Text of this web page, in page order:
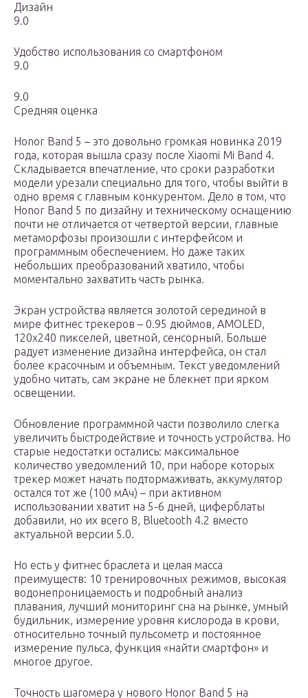
Дизайн
9.0
Удобство использования со смартфоном
9.0
9.0
Средняя оценка
Honor Band 5 – это довольно громкая новинка 2019
года, которая вышла сразу после Xiaomi Mi Band 4.
Складывается впечатление, что сроки разработки
модели урезали специально для того, чтобы выйти в
одно время с главным конкурентом. Дело в том, что
Honor Band 5 по дизайну и техническому оснащению
почти не отличается от четвертой версии, главные
метаморфозы произошли с интерфейсом и
программным обеспечением. Но даже таких
небольших преобразований хватило, чтобы
моментально захватить часть рынка.
Экран устройства является золотой серединой в
мире фитнес трекеров – 0.95 дюймов, AMOLED,
120х240 пикселей, цветной, сенсорный. Больше
радует изменение дизайна интерфейса, он стал
более красочным и объемным. Текст уведомлений
удобно читать, сам экране не блекнет при ярком
освещении.
Обновление программной части позволило слегка
увеличить быстродействие и точность устройства. Но
старые недостатки остались: максимальное
количество уведомлений 10, при наборе которых
трекер может начать подтормаживать, аккумулятор
остался тот же (100 мАч) – при активном
использовании хватит на 5-6 дней, циферблаты
добавили, но их всего 8, Bluetooth 4.2 вместо
актуальной версии 5.0.
Но есть у фитнес браслета и целая масса
преимуществ: 10 тренировочных режимов, высокая
водонепроницаемость и подробный анализ
плавания, лучший мониторинг сна на рынке, умный
будильник, измерение уровня кислорода в крови,
относительно точный пульсометр и постоянное
измерение пульса, функция «найти смартфон» и
многое другое.
Точность шагомера у нового Honor Band 5 на